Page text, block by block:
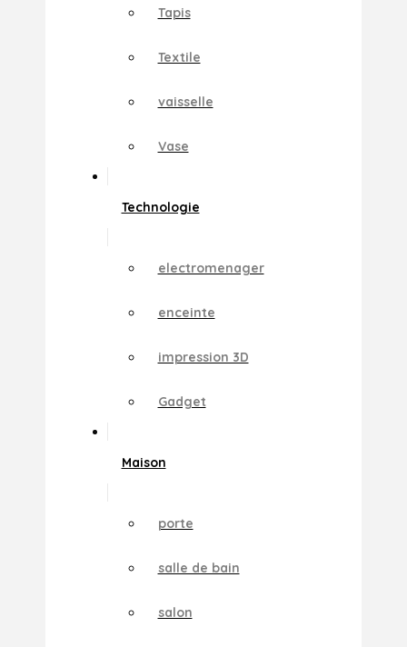
Tapis
Textile
vaisselle
Vase
Technologie
electromenager
enceinte
impression 3D
Gadget
Maison
porte
salle de bain
salon